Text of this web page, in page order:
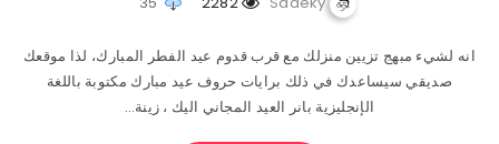
انه لشيء مبهج تزيين منزلك مع قرب قدوم عيد الفطر المبارك، لذا موقعك
صديقي سيساعدك في ذلك برايات حروف عيد مبارك مكتوبة باللغة
الإنجليزية بانر العيد المجاني اليك ، زينة…